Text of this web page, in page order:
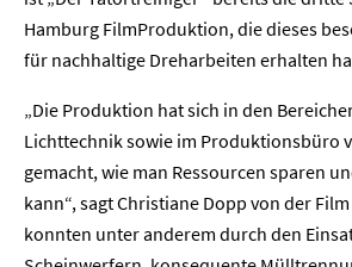
Hamburg FilmProduktion, die dieses
für nachhaltige Dreharbeiten erhalten
„Die Produktion hat sich in den
Lichttechnik sowie im Produktionsbüro
gemacht, wie man Ressourcen sparen
kann“, sagt Christiane Dopp von der
konnten unter anderem durch den